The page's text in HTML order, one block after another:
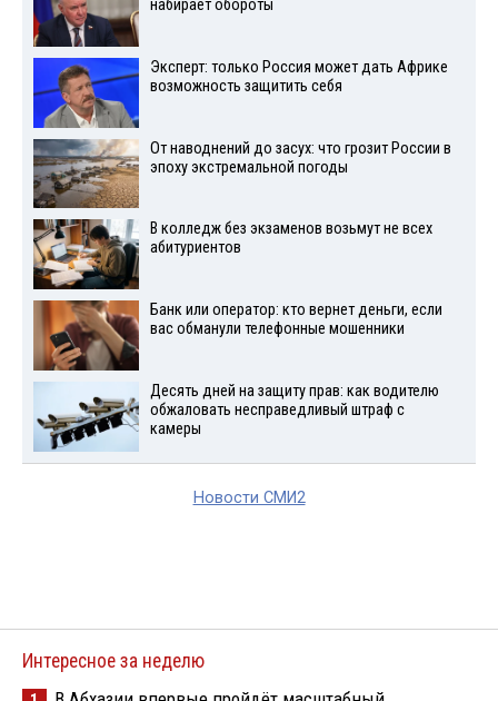
набирает обороты
Эксперт: только Россия может дать Африке
возможность защитить себя
От наводнений до засух: что грозит России в
эпоху экстремальной погоды
В колледж без экзаменов возьмут не всех
абитуриентов
Банк или оператор: кто вернет деньги, если
вас обманули телефонные мошенники
Десять дней на защиту прав: как водителю
обжаловать несправедливый штраф с
камеры
Новости СМИ2
Интересное за неделю